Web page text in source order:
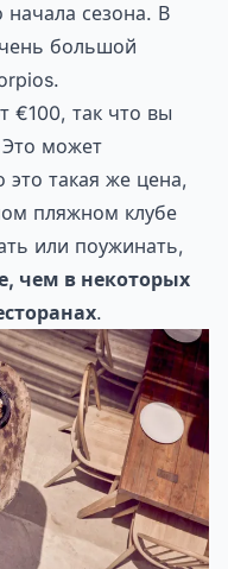
начала сезона. В
большой
€100, так что вы
может
это такая же цена,
пляжном клубе
или поужинать,
чем в некоторых
.